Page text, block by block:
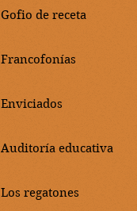
Gofio de receta
Francofonías
Enviciados
Auditoría educativa
Los regatones